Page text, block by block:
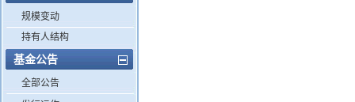
规模变动
持有人结构
基金公告
全部公告